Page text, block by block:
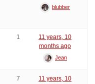
blubber
1
11 years, 10
months ago
Jean
7
11 years, 10